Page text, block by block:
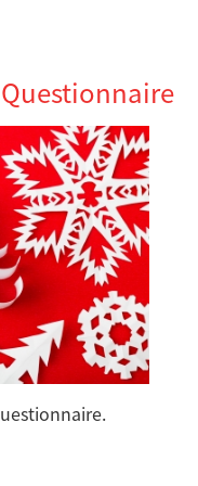
Questionnaire